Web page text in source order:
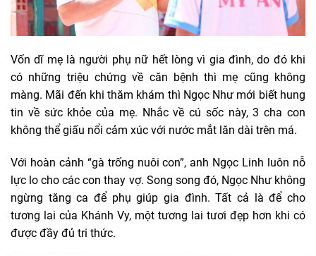
Vốn dĩ mẹ là người phụ nữ hết lòng vì gia đình, do đó khi
có những triệu chứng về căn bệnh thì mẹ cũng không
màng. Mãi đến khi thăm khám thì Ngọc Như mới biết hung
tin về sức khỏe của mẹ. Nhắc về cú sốc này, 3 cha con
không thể giấu nổi cảm xúc với nước mắt lăn dài trên má.
Với hoàn cảnh “gà trống nuôi con”, anh Ngọc Linh luôn nỗ
lực lo cho các con thay vợ. Song song đó, Ngọc Như không
ngừng tăng ca để phụ giúp gia đình. Tất cả là để cho
tương lai của Khánh Vy, một tương lai tươi đẹp hơn khi có
được đầy đủ tri thức.